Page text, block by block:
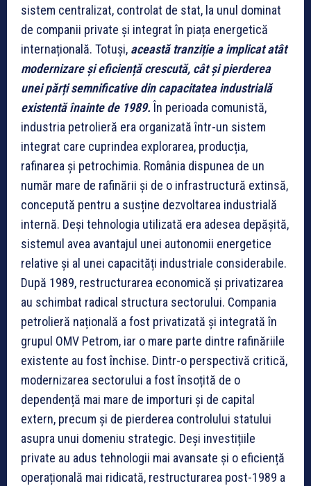
sistem centralizat, controlat de stat, la unul dominat
de companii private și integrat în piața energetică
internațională. Totuși, această tranziție a implicat atât
modernizare și eficiență crescută, cât și pierderea
unei părți semnificative din capacitatea industrială
existentă înainte de 1989. În perioada comunistă,
industria petrolieră era organizată într-un sistem
integrat care cuprindea explorarea, producția,
rafinarea și petrochimia. România dispunea de un
număr mare de rafinării și de o infrastructură extinsă,
concepută pentru a susține dezvoltarea industrială
internă. Deși tehnologia utilizată era adesea depășită,
sistemul avea avantajul unei autonomii energetice
relative și al unei capacități industriale considerabile.
După 1989, restructurarea economică și privatizarea
au schimbat radical structura sectorului. Compania
petrolieră națională a fost privatizată și integrată în
grupul OMV Petrom, iar o mare parte dintre rafinăriile
existente au fost închise. Dintr-o perspectivă critică,
modernizarea sectorului a fost însoțită de o
dependență mai mare de importuri și de capital
extern, precum și de pierderea controlului statului
asupra unui domeniu strategic. Deși investițiile
private au adus tehnologii mai avansate și o eficiență
operațională mai ridicată, restructurarea post-1989 a